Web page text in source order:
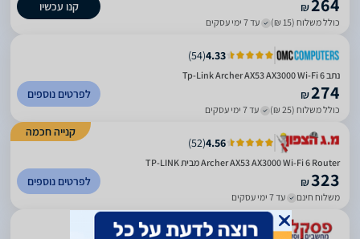
₪264
כולל משלוח (15 ₪) עד 7 ימי עסקים
קנו עכשיו
4.33
(
54
)
נתב Tp-Link Archer AX53 AX3000 Wi-Fi 6
₪274
כולל משלוח (25 ₪) עד 7 ימי עסקים
לפרטים נוספים
קנייה חכמה
4.56
(
52
)
Archer AX53 AX3000 Wi-Fi 6 Router מבית TP-LINK
₪323
משלוח חינם עד 7 ימי עסקים
לפרטים נוספים
0
(
141
)